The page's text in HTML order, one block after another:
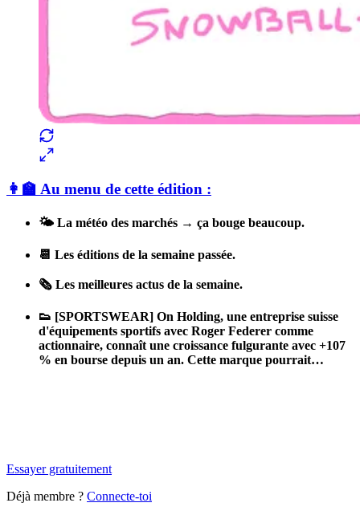
👩‍🏫 Au menu de cette édition :
🌤️ La météo des marchés → ça bouge beaucoup.
📆 Les éditions de la semaine passée.
🗞️ Les meilleures actus de la semaine.
👟 [SPORTSWEAR] On Holding, une entreprise suisse
d'équipements sportifs avec Roger Federer comme
actionnaire, connaît une croissance fulgurante avec +107
% en bourse depuis un an. Cette marque pourrait…
Essayer gratuitement
Déjà membre ? Connecte-toi